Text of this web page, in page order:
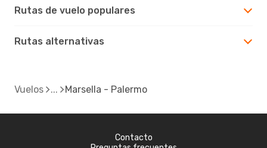
Rutas de vuelo populares
Rutas alternativas
Vuelos Marsella - Palermo
Contacto